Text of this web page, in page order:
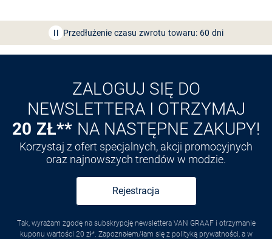
Przedłużenie czasu zwrotu towaru: 60 dni
Odkryj aplikację VANGRAAF
ZALOGUJ SIĘ DO
NEWSLETTERA I OTRZYMAJ
20 ZŁ** NA NASTĘPNE ZAKUPY!
Korzystaj z ofert specjalnych, akcji promocyjnych
oraz najnowszych trendów w modzie.
Rejestracja
Tak, wyrażam zgodę na subskrypcję newslettera VAN GRAAF i otrzymanie
kuponu wartości 20 zł*. Zapoznałem/łam się z polityką prywatności, a w